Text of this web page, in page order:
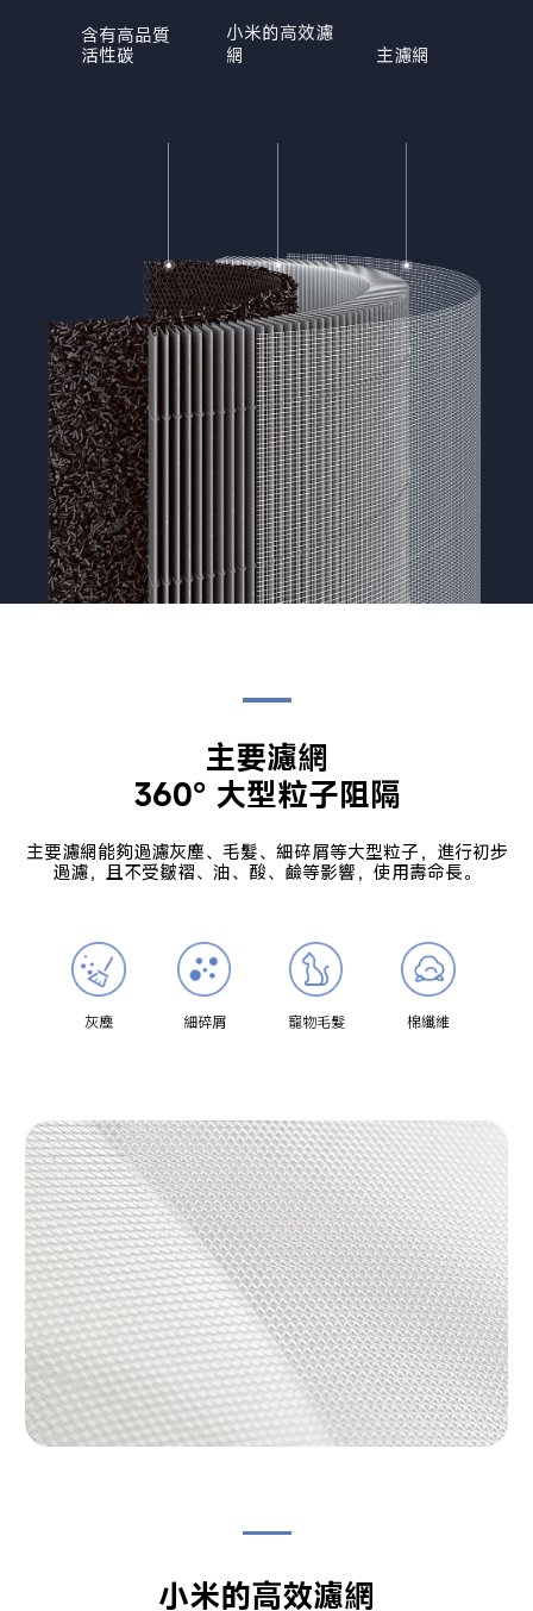
含有高品質
活性碳
小米的高效濾
網
主濾網
主要濾網
360° 大型粒子阻隔
主要濾網能夠過濾灰塵、毛髮、細碎屑等大型粒子，進行初步
過濾，且不受皺褶、油、酸、鹼等影響，使用壽命長。
灰塵 細碎屑 寵物毛髮 棉纖維
小米的高效濾網